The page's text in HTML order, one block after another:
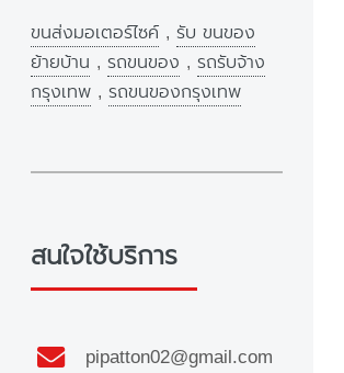
ขนส่งมอเตอร์ไซค์ , รับ ขนของ
ย้ายบ้าน , รถขนของ , รถรับจ้าง
กรุงเทพ , รถขนของกรุงเทพ
สนใจใช้บริการ
pipatton02@gmail.com